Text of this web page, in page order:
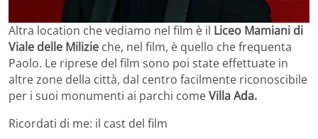
Altra location che vediamo nel film è il Liceo Mamiani di
Viale delle Milizie che, nel film, è quello che frequenta
Paolo. Le riprese del film sono poi state effettuate in
altre zone della città, dal centro facilmente riconoscibile
per i suoi monumenti ai parchi comeVilla Ada.
Ricordati di me: il cast del film